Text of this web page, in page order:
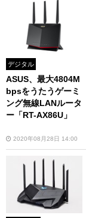
デジタル
ASUS、最大4804M
bpsをうたうゲーミ
ング無線LANルータ
ー「RT-AX86U」
2020年08月28日 14:00